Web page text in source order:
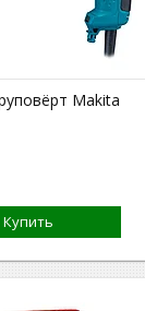
Makita
Купить